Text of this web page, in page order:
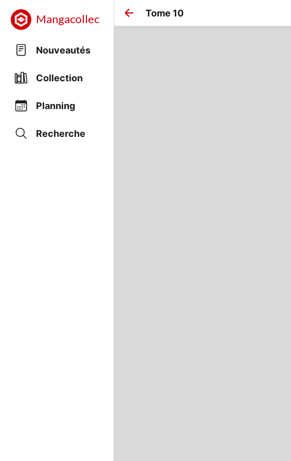
Mangacollec
Nouveautés
Collection
Planning
Recherche
Tome 10